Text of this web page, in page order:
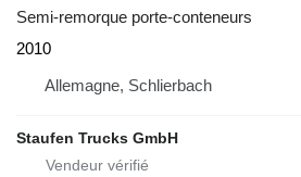
Semi-remorque porte-conteneurs
2010
Allemagne, Schlierbach
Staufen Trucks GmbH